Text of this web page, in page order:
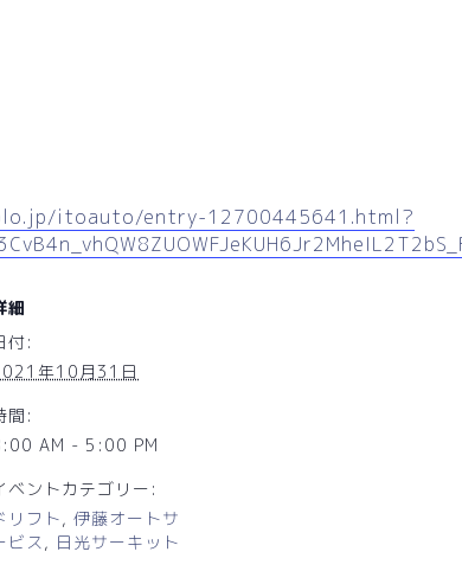
itoauto/entry-12700445641.html?
細
付:
年10月31日
間:
AM - 5:00 PM
ベントカテゴリー:
リフト, 伊藤オートサ
ビス, 日光サーキット